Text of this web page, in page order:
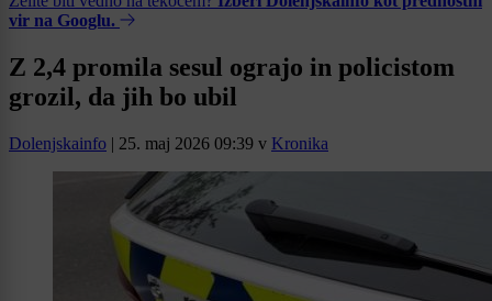
vir na Googlu.
Z 2,4 promila sesul ograjo in policistom
grozil, da jih bo ubil
Dolenjskainfo | 25. maj 2026 09:39 v Kronika